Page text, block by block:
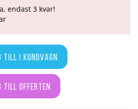
till i kundvagn
till offerten
endast 3 kvar!